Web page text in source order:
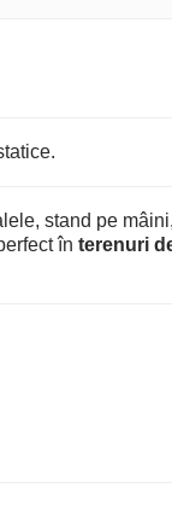
stand pe
în terenuri